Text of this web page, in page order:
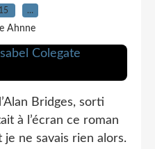
…
Ahnne
Bridges, sorti
à l’écran ce roman
ne savais rien alors.